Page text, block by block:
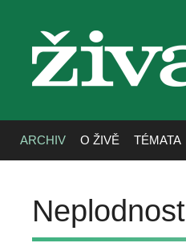
živa
ARCHIV O ŽIVĚ TÉMATA